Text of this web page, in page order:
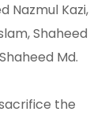
Nazmul Kazi,
Shaheed
Md.
the